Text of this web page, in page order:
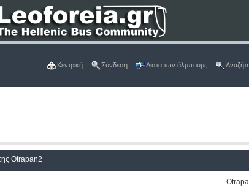
Κεντρική Σύνδεση Λίστα των άλμπουμς
Otrapan2